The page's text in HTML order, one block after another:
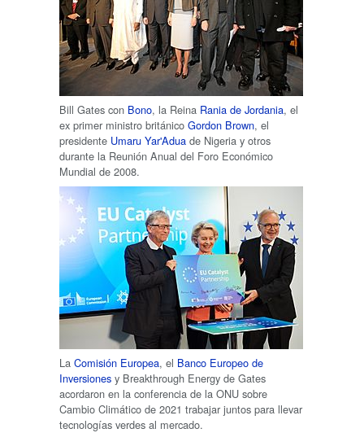
Bill Gates con Bono, la Reina Rania de Jordania, el
ex primer ministro británico Gordon Brown, el
presidente Umaru Yar'Adua de Nigeria y otros
durante la Reunión Anual del Foro Económico
Mundial de 2008.
La Comisión Europea, el Banco Europeo de
Inversiones y Breakthrough Energy de Gates
acordaron en la conferencia de la ONU sobre
Cambio Climático de 2021 trabajar juntos para llevar
tecnologías verdes al mercado.